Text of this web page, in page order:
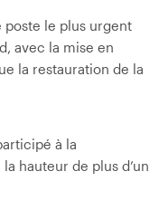
poste le plus urgent
avec la mise en
la restauration de la
à la
hauteur de plus d’un